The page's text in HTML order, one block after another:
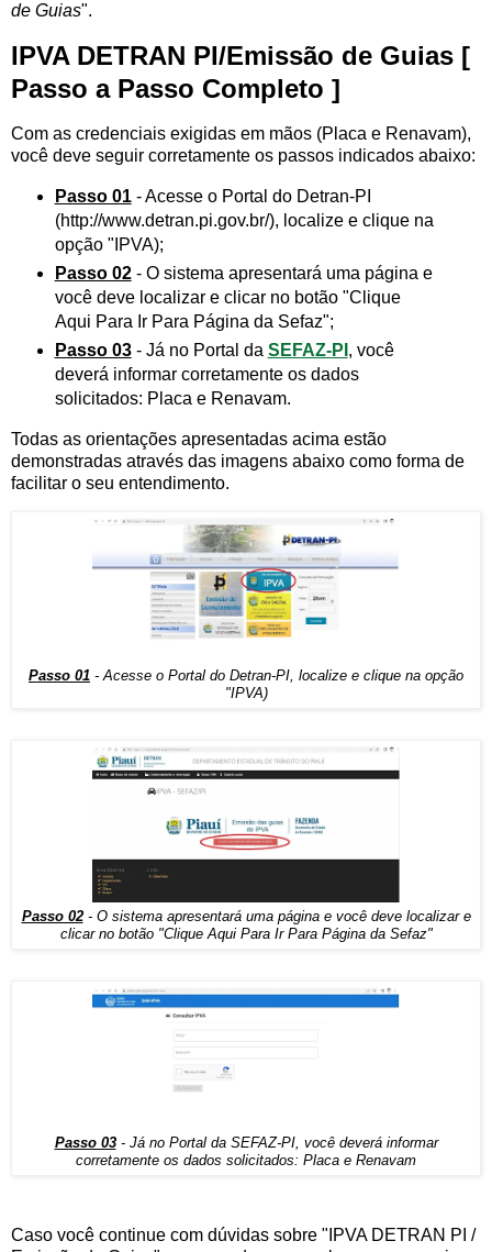
de Guias".
IPVA DETRAN PI/Emissão de Guias [
Passo a Passo Completo ]
Com as credenciais exigidas em mãos (Placa e Renavam),
você deve seguir corretamente os passos indicados abaixo:
Passo 01- Acesse o Portal do Detran-PI
(http://www.detran.pi.gov.br/), localize e clique na
opção "IPVA);
Passo 02- O sistema apresentará uma página e
você deve localizar e clicar no botão "Clique
Aqui Para Ir Para Página da Sefaz";
Passo 03- Já no Portal da SEFAZ-PI , você
deverá informar corretamente os dados
solicitados: Placa e Renavam.
Todas as orientações apresentadas acima estão
demonstradas através das imagens abaixo como forma de
facilitar o seu entendimento.
Passo 01 - Acesse o Portal do Detran-PI, localize e clique na opção
"IPVA)
Passo 02- O sistema apresentará uma página e você deve localizar e
clicar no botão "Clique Aqui Para Ir Para Página da Sefaz"
Passo 03- Já no Portal da SEFAZ-PI, você deverá informar
corretamente os dados solicitados: Placa e Renavam
Caso você continue com dúvidas sobre "IPVA DETRAN PI /